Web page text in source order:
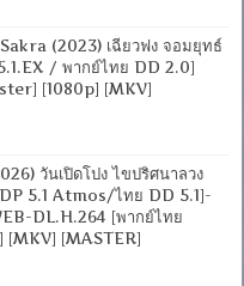
(2023) เฉียวฟง จอมยุทธ์
/ พากย์ไทย DD 2.0]
[1080p] [MKV]
วันเปิดโปง ไขปริศนาลวง
5.1 Atmos/ไทย DD 5.1]-
DL.H.264 [พากย์ไทย
[MKV] [MASTER]